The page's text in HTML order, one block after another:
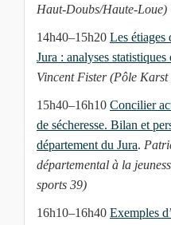
Haut-Doubs/Haute-Loue)
14h40–15h20 Les étiages
Jura : analyses statistiques
Vincent Fister (Pôle
15h40–16h10 Concilier
de sécheresse. Bilan et
département du Jura.
départemental à la
sports 39)
16h10–16h40 Exemples